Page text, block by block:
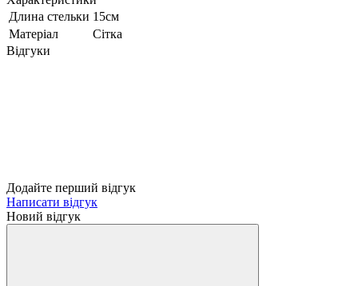
Длина стельки 15см
Матеріал
Сітка
Відгуки
Додайте перший відгук
Написати відгук
Новий відгук